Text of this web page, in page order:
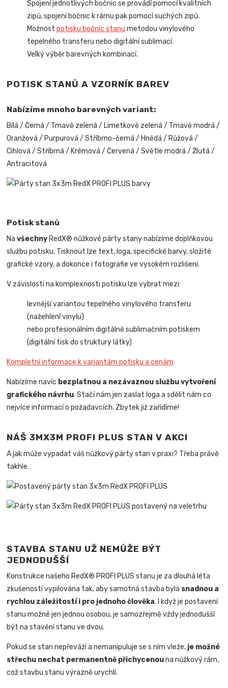
Spojení jednotlivých bočnic se provádí pomocí kvalitních
zipů, spojení bočnic k rámu pak pomocí suchých zipů.
Možnostpotisku bočnic stanu metodou vinylového
tepelného transferu nebo digitální sublimací.
Velký výběr barevných kombinací.
POTISK STANŮ A VZORNÍK BAREV
Nabízíme mnoho barevných variant:
Bílá / Černá / Tmavě zelená / Limetkově zelená / Tmavě modrá /
Oranžová / Purpurová / Stříbrno-černá / Hnědá / Růžová /
Cihlová / Stříbrná / Krémová / Červená / Světle modrá / Žlutá /
Antracitová
Potisk stanů
Navšechny RedX® nůžkové párty stany nabízíme doplňkovou
službu potisku. Tisknout lze text, loga, specifické barvy, složité
grafické vzory, a dokonce i fotografie ve vysokém rozlišení.
V závislosti na komplexnosti potisku lze vybrat mezi:
levnější variantou tepelného vinylového transferu
(nažehlení vinylu)
nebo profesionálním digitálně sublimačním potiskem
(digitální tisk do struktury látky)
Kompletní informace k variantám potisku a cenám
Nabízíme navíc bezplatnou a nezávaznou službu vytvoření
grafického návrhu. Stačí nám jen zaslat loga a sdělit nám co
nejvíce informací o požadavcích. Zbytek již zařídíme!
NÁŠ 3MX3M PROFI PLUS STAN V AKCI
A jak může vypadat váš nůžkový párty stan v praxi? Třeba právě
takhle.
STAVBA STANU UŽ NEMŮŽE BÝT
JEDNODUŠŠÍ
Konstrukce našeho RedX® PROFI PLUS stanu je za dlouhá léta
zkušeností vypilována tak, aby samotná stavba byla snadnou a
rychlou záležitostí i pro jednoho člověka.
I když je postavení
stanu možné jen jednou osobou, je samozřejmě vždy jednodušší
být na stavění stanu ve dvou.
Pokud se stan nepřeváží a nemanipuluje se s ním vleže, je možné
střechu nechat permanentně přichycenouna nůžkový rám,
což stavbu stanu výrazně urychlí.